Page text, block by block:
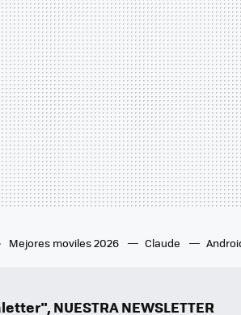
Mejores moviles 2026 Claude
NUESTRA NEWSLETTER